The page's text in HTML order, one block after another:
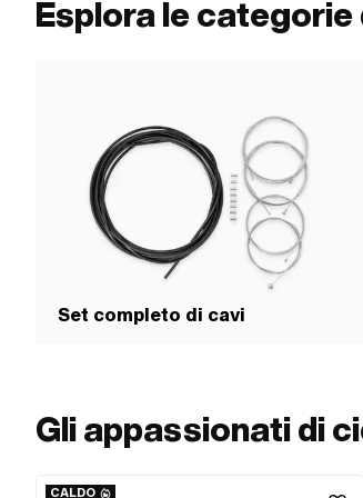
Esplora le
Set completo di cavi
Gli appassionati di
CALDO